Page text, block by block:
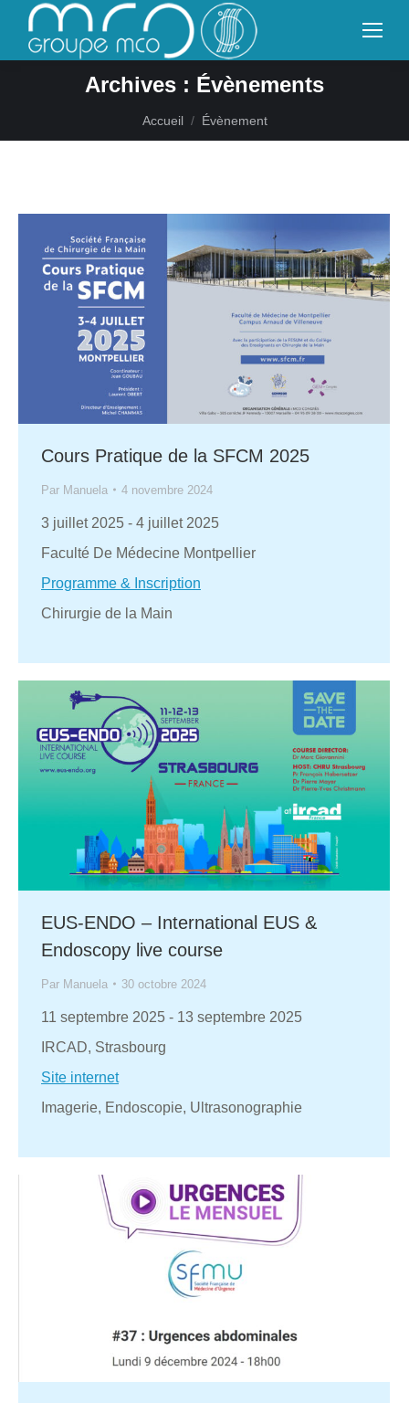
Archives : Évènements
Vous êtes ici :
Accueil Évènement
Cours Pratique de la SFCM 2025
Par Manuela 4 novembre 2024
3 juillet 2025 - 4 juillet 2025
Faculté De Médecine Montpellier
Programme & Inscription
Chirurgie de la Main
EUS-ENDO – International EUS &
Endoscopy live course
Par Manuela 30 octobre 2024
11 septembre 2025 - 13 septembre 2025
IRCAD, Strasbourg
Site internet
Imagerie, Endoscopie, Ultrasonographie